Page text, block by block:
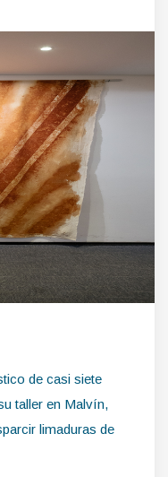
de casi siete
taller en Malvín,
limaduras de